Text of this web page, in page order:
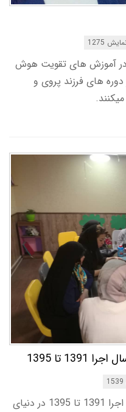
1275
در آموزش های تقویت هوش
های فرزند پروی و
تا 1395
طرح"تبادل مهارت های مادران"سال اجرا 1391 تا 1395 در دنیای